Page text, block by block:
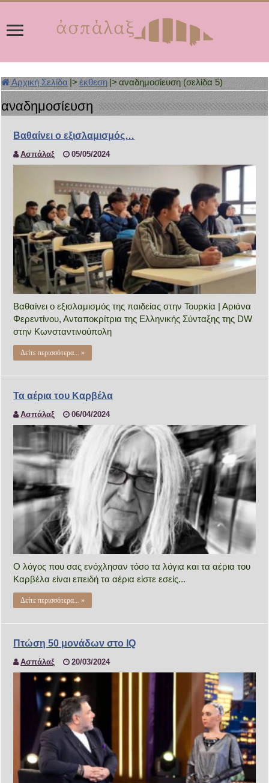
Αρχική Σελίδα |> έκθεση |> αναδημοσίευση (σελίδα 5)
αναδημοσίευση
Βαθαίνει ο εξισλαμισμός…
Ασπάλαξ 05/05/2024
Βαθαίνει ο εξισλαμισμός της παιδείας στην Τουρκία | Αριάνα
Φερεντίνου, Ανταποκρίτρια της Ελληνικής Σύνταξης της DW
στην Κωνσταντινούπολη
Δείτε περισσότερα... »
Τα αέρια του Καρβέλα
Ασπάλαξ 06/04/2024
Ο λόγος που σας ενόχλησαν τόσο τα λόγια και τα αέρια του
Καρβέλα είναι επειδή τα αέρια είστε εσείς...
Δείτε περισσότερα... »
Πτώση 50 μονάδων στο IQ
Ασπάλαξ 20/03/2024